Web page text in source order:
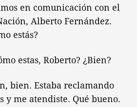
en comunicación con el
Alberto Fernández.
estás?
estas, Roberto? ¿Bien?
bien. Estaba reclamando
y me atendiste. Qué bueno.